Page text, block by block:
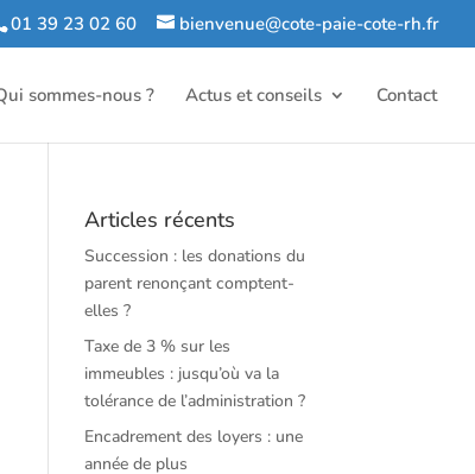
01 39 23 02 60 bienvenue@cote-paie-cote-rh.fr
sommes-nous ? Actus et conseils Contact
Articles récents
Succession : les donations du
parent renonçant comptent-
elles ?
Taxe de 3 % sur les
immeubles : jusqu’où va la
tolérance de l’administration ?
Encadrement des loyers : une
année de plus